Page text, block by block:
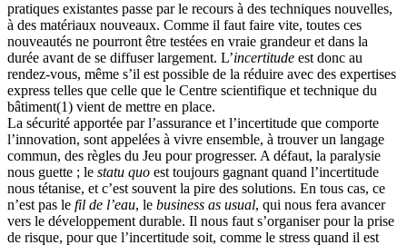
pratiques existantes passe par le recours à des techniques nouvelles,
à des matériaux nouveaux. Comme il faut faire vite, toutes ces
nouveautés ne pourront être testées en vraie grandeur et dans la
durée avant de se diffuser largement. L’incertitude est donc au
rendez-vous, même s’il est possible de la réduire avec des expertises
express telles que celle que le Centre scientifique et technique du
bâtiment(1) vient de mettre en place.
La sécurité apportée par l’assurance et l’incertitude que comporte
l’innovation, sont appelées à vivre ensemble, à trouver un langage
commun, des règles du Jeu pour progresser. A défaut, la paralysie
nous guette ; le statu quo est toujours gagnant quand l’incertitude
nous tétanise, et c’est souvent la pire des solutions. En tous cas, ce
n’est pas le fil de l’eau, le business as usual, qui nous fera avancer
vers le développement durable. Il nous faut s’organiser pour la prise
de risque, pour que l’incertitude soit, comme le stress quand il est